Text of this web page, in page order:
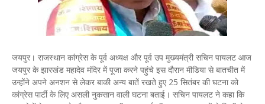
जयपुर। राजस्थान कांग्रेस के पूर्व अध्यक्ष और पूर्व उप मुख्यमंत्री सचिन पायलट आज
जयपुर के झारखंड महादेव मंदिर में पूजा करने पहुंचे इस दौरान मीडिया से बातचीत में
उन्होंने अपने अनशन से लेकर बाकी अन्य बातें रखते हुए 25 सितंबर की घटना को
कांग्रेस पार्टी के लिए असली नुकसान वाली घटना बताई। सचिन पायलट ने कहा कि